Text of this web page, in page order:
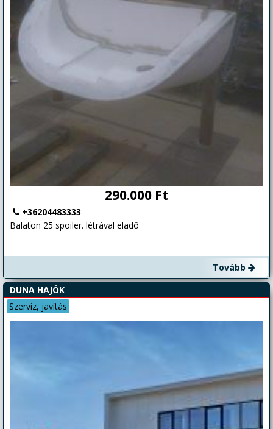
választás. Az új tulajdonos a Balaton egyik leghangulatosabb,
csendes, kulturált kikötőhelyére vesz vele belépőt. Idei évre
rendezett a bérleti díj.
290.000 Ft
+36204483333
Balaton 25 spoiler. létrával eladô
Tovább
DUNA HAJÓK
Szerviz, javítás